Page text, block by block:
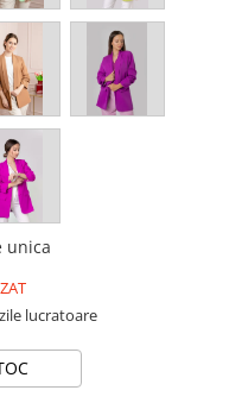
unica
lucratoare